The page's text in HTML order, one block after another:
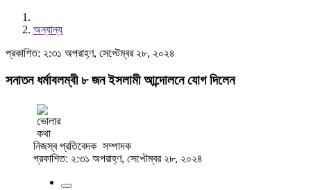
অন্যান্য
প্রকাশিত: ২:৩১ অপরাহ্ণ, সেপ্টেম্বর ২৮, ২০২৪
সনাতন ধর্মাবলম্বী ৮ জন ইসলামী আন্দোলনে যোগ দিলেন
নিজস্ব প্রতিবেদক সম্পাদক
প্রকাশিত: ২:৩১ অপরাহ্ণ, সেপ্টেম্বর ২৮, ২০২৪